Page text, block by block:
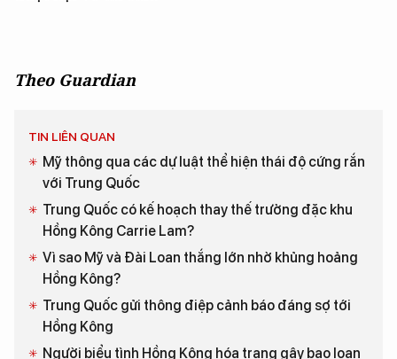
Theo Guardian
TIN LIÊN QUAN
Mỹ thông qua các dự luật thể hiện thái độ cứng rắn
với Trung Quốc
Trung Quốc có kế hoạch thay thế trưởng đặc khu
Hồng Kông Carrie Lam?
Vì sao Mỹ và Đài Loan thắng lớn nhờ khủng hoảng
Hồng Kông?
Trung Quốc gửi thông điệp cảnh báo đáng sợ tới
Hồng Kông
Người biểu tình Hồng Kông hóa trang gây bạo loạn